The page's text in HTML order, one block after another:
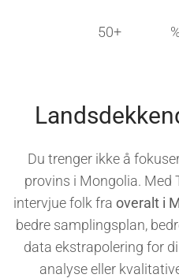
50+
Du trenger ikke å
provins i Mongolia. Med
intervjue folk fra overalt i
bedre samplingsplan,
data ekstrapolering for
analyse eller